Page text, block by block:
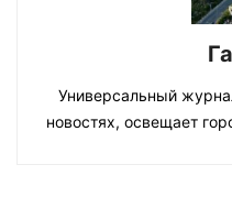
Универсальный
новостях, освещает